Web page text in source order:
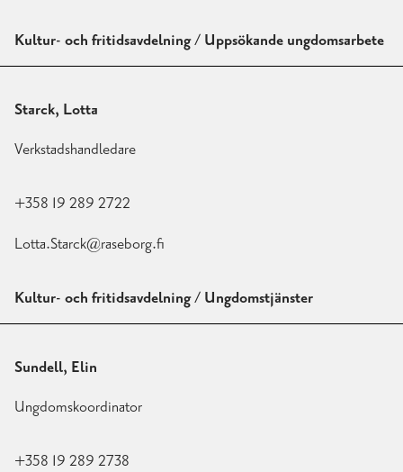
Kultur- och fritidsavdelning / Uppsökande ungdomsarbete
Starck, Lotta
Verkstadshandledare
+358 19 289 2722
Lotta.Starck@raseborg.fi
Kultur- och fritidsavdelning / Ungdomstjänster
Sundell, Elin
Ungdomskoordinator
+358 19 289 2738